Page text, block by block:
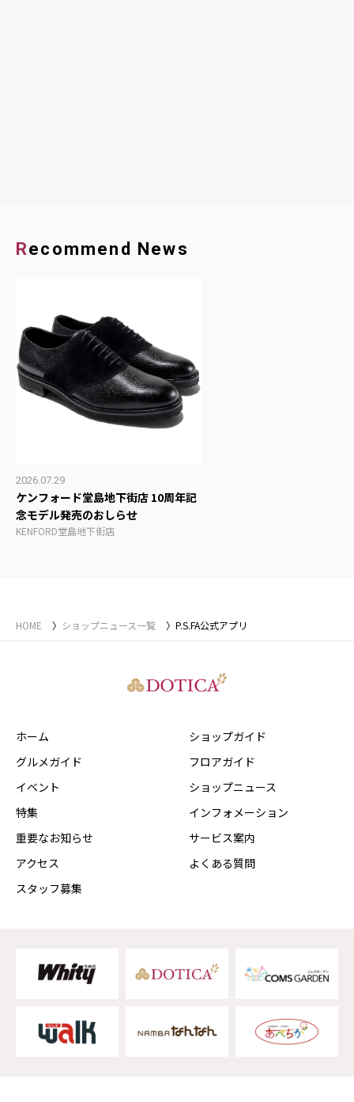
Recommend News
2026.07.29
ケンフォード堂島地下街店 10周年記
念モデル発売のおしらせ
KENFORD堂島地下街店
HOME ショップニュース一覧 P.S.FA公式アプリ
ホーム
グルメガイド
イベント
特集
重要なお知らせ
アクセス
スタッフ募集
ショップガイド
フロアガイド
ショップニュース
インフォメーション
サービス案内
よくある質問